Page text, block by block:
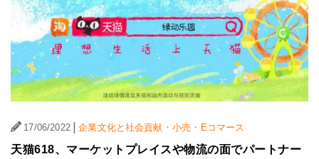
17/06/2022 | 企業文化と社会貢献 ·小売・Eコマース
天猫618、マーケットプレイスや物流の面でパートナー